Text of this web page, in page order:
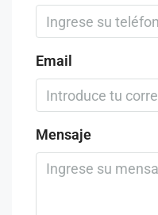
Email
Mensaje